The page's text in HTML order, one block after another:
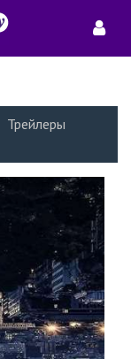
Трейлеры